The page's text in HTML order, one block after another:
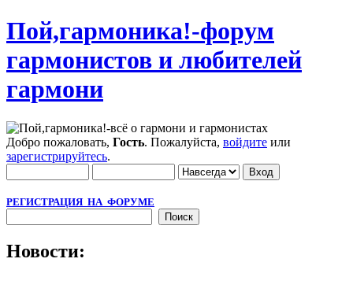
Пой,гармоника!-форум
гармонистов и любителей
гармони
Добро пожаловать, Гость. Пожалуйста, войдите или
зарегистрируйтесь.
РЕГИСТРАЦИЯ НА ФОРУМЕ
Новости: